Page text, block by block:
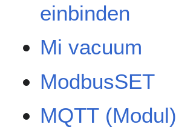
einbinden
Mi vacuum
ModbusSET
MQTT (Modul)